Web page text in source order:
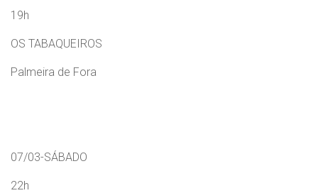
19h
OS TABAQUEIROS
Palmeira de Fora
07/03-SÁBADO
22h